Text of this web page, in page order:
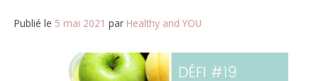
Publié le 5 mai 2021 par Healthy and YOU